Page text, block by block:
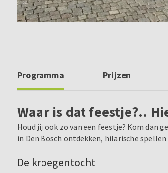
Programma Prijzen
Waar is dat feestje?..
Houd jij ook zo van een feestje? Kom dan
in Den Bosch ontdekken, hilarische
De kroegentocht